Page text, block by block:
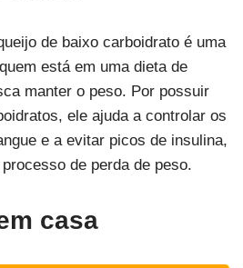
de baixo carboidrato é uma
está em uma dieta de
manter o peso. Por possuir
ele ajuda a controlar os
e a evitar picos de insulina,
de perda de peso.
casa